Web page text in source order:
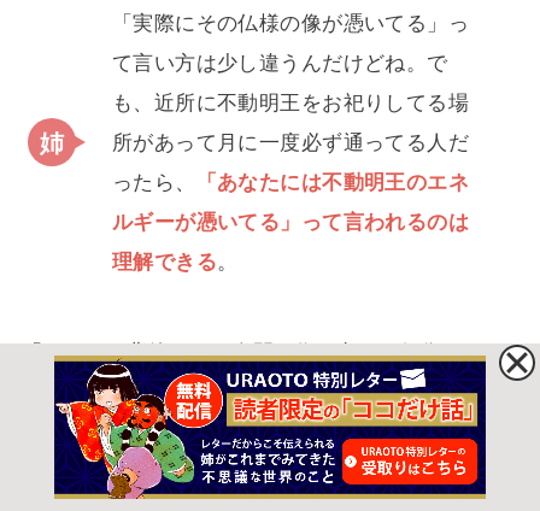
「実際にその仏様の像が憑いてる」っ
て言い方は少し違うんだけどね。で
も、近所に不動明王をお祀りしてる場
所があって月に一度必ず通ってる人だ
ったら、
「あなたには不動明王のエネ
ルギーが憑いてる」って言われるのは
理解できる。
「あなたの背後にその人間が作り出した仏像がいま
す」っていうのは言い方が違うのか、わかりやすく
言ってるのかわかんないけど、私的にはちょっと違
うんじゃないかなって。